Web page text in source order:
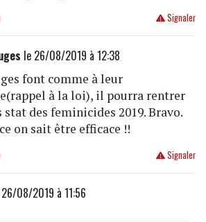
Signaler
le 26/08/2019 à 12:38
font comme à leur
à la loi), il pourra rentrer
stat des feminicides 2019. Bravo.
on sait être efficace !!
Signaler
08/2019 à 11:56